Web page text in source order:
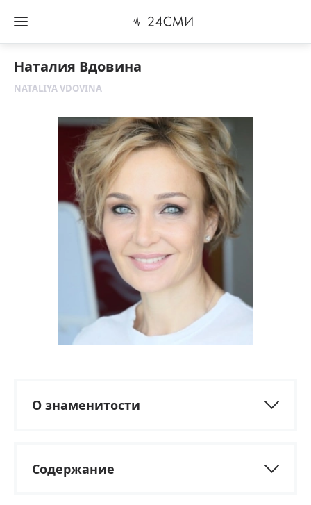
Наталия Вдовина
NATALIYA VDOVINA
О знаменитости
Содержание